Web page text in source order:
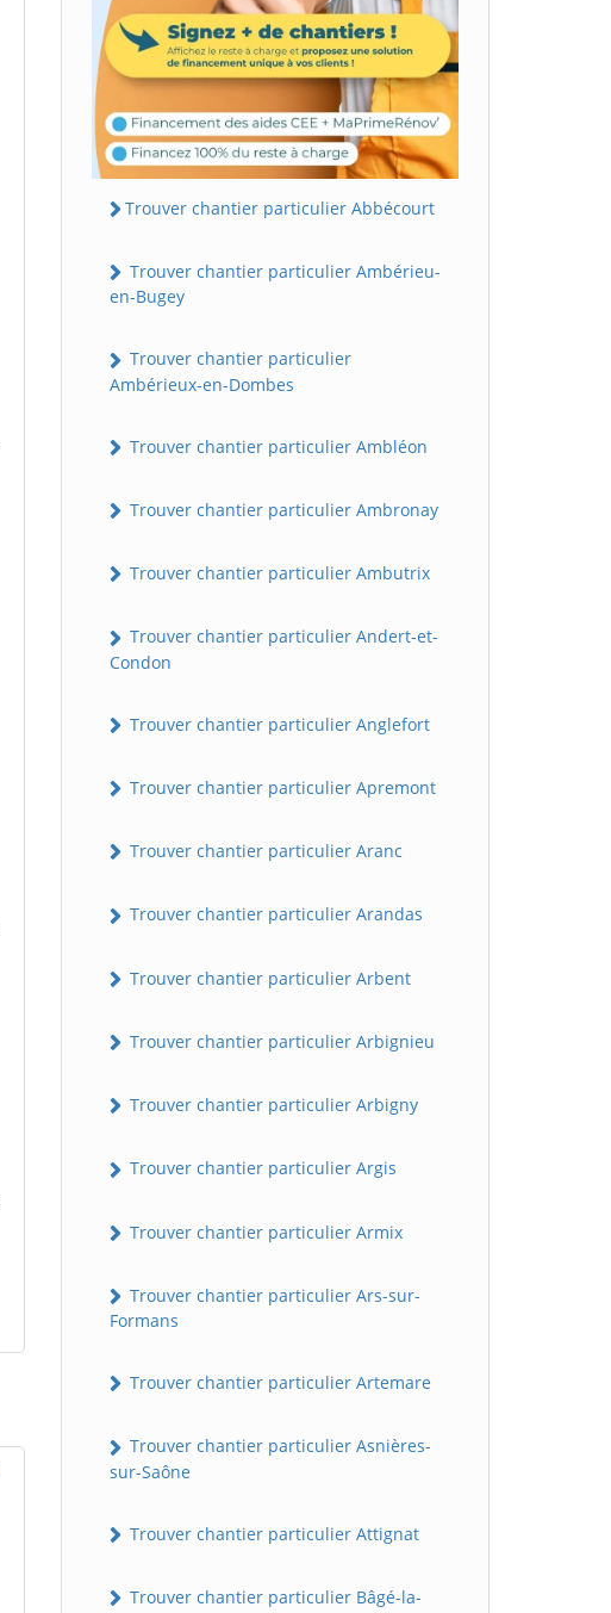
Trouver chantier particulier Abbécourt
Trouver chantier particulier Ambérieu-
en-Bugey
Trouver chantier particulier
Ambérieux-en-Dombes
Trouver chantier particulier Ambléon
Trouver chantier particulier Ambronay
Trouver chantier particulier Ambutrix
Trouver chantier particulier Andert-et-
Condon
Trouver chantier particulier Anglefort
Trouver chantier particulier Apremont
Trouver chantier particulier Aranc
Trouver chantier particulier Arandas
Trouver chantier particulier Arbent
Trouver chantier particulier Arbignieu
Trouver chantier particulier Arbigny
Trouver chantier particulier Argis
Trouver chantier particulier Armix
Trouver chantier particulier Ars-sur-
Formans
Trouver chantier particulier Artemare
Trouver chantier particulier Asnières-
sur-Saône
Trouver chantier particulier Attignat
Trouver chantier particulier Bâgé-la-